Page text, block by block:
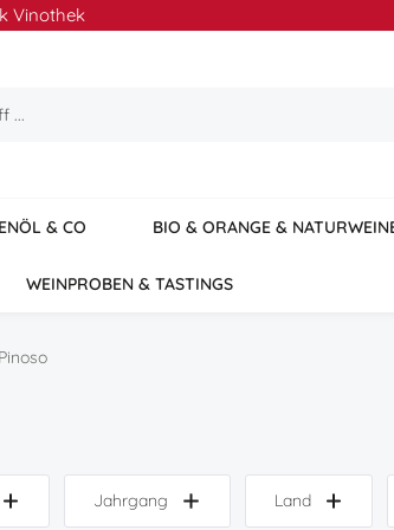
Vinothek
& CO BIO & ORANGE &
WEINPROBEN & TASTINGS
Pinoso
Jahrgang Land